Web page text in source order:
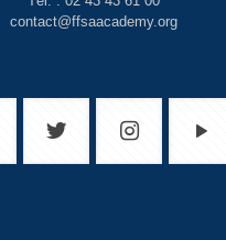
contact@ffsaacademy.org